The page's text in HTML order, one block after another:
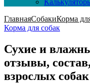
ГлавнаяСобакиКорма
Корма для собак
Сухие и
отзывы,
взрослых собак